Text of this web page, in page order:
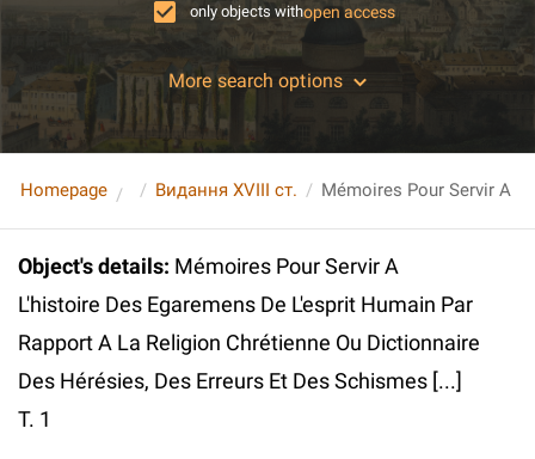
only objects withopen access
More search options
Homepage Видання XVIII ст.
Object's details: Mémoires Pour Servir A
L'histoire Des Egaremens De L'esprit Humain Par
Rapport A La Religion Chrétienne Ou Dictionnaire
Des Hérésies, Des Erreurs Et Des Schismes [...]
T. 1